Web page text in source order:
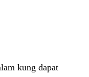
kung dapat